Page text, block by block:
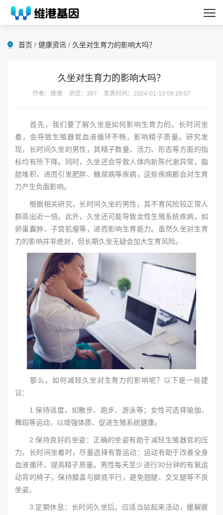
首页 / 健康资讯 / 久坐对生育力的影响大吗？
久坐对生育力的影响大吗？
作者：维港 浏览：387 发表时间：2024-01-10 09:28:07
首先，我们要了解久坐是如何影响生育力的。长时间坐
着，会导致生殖器官血液循环不畅，影响精子质量。研究发
现，长时间久坐的男性，其精子数量、活力、形态等方面的指
标均有所下降。同时，久坐还会导致人体内新陈代谢异常，脂
肪堆积，进而引发肥胖、糖尿病等疾病，这些疾病都会对生育
力产生负面影响。
根据相关研究，长时间久坐的男性，其不育风险较正常人
群高出近一倍。此外，久坐还可能导致女性生殖系统疾病，如
卵巢囊肿、子宫肌瘤等，进而影响生育能力。虽然久坐对生育
力的影响并非绝对，但长期久坐无疑会加大生育风险。
那么，如何减轻久坐对生育力的影响呢？以下是一些建
议：
1.保持适度，如散步、跑步、游泳等；女性可选择瑜伽、
舞蹈等运动，以增强体质、促进生殖系统健康。
2.保持良好的坐姿：正确的坐姿有助于减轻生殖器官的压
力。长时间坐着时，尽量选择有靠运动：运动有助于改善全身
血液循环，提高精子质量。男性每天至少进行30分钟的有氧运
动背的椅子，保持膝盖与脚底平行，避免翘腿、交叉腿等不良
坐姿。
3.定期休息：长时间久坐后，应适当站起来活动，缓解疲